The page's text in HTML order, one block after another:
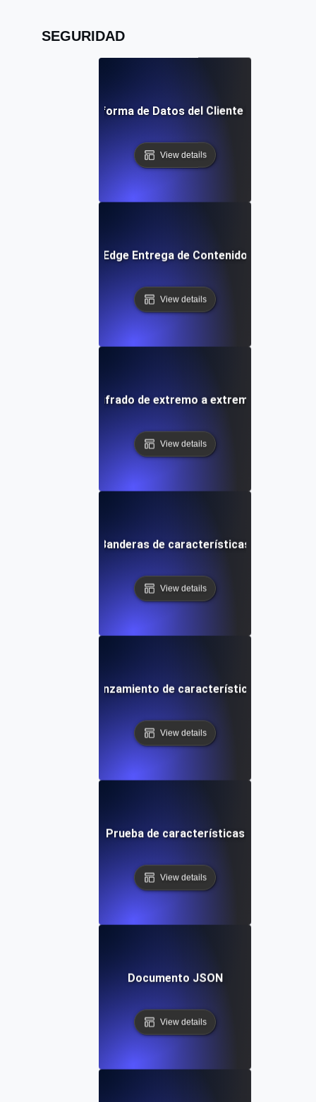
SEGURIDAD
Plataforma de Datos del Cliente (CDP)
View details
Edge Entrega de Contenido
View details
Cifrado de extremo a extremo
View details
Banderas de características
View details
Lanzamiento de características
View details
Prueba de características
View details
Documento JSON
View details